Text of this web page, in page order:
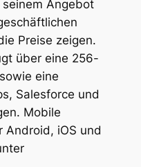
Angebot
Preise zeigen.
über eine 256-
eine
Salesforce und
Mobile
Android, iOS und